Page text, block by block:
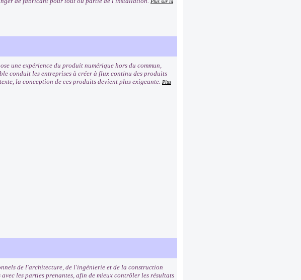
Plus sur la
une expérience du produit numérique hors du commun,
conduit les entreprises à créer à flux continu des produits
la conception de ces produits devient plus exigeante. Plus
de l'architecture, de l'ingénierie et de la construction
les parties prenantes, afin de mieux contrôler les résultats